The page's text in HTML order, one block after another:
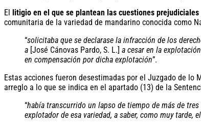
El litigio en el que se plantean las cuestiones prejudiciales
comunitaria de la variedad de mandarino conocida como
“solicitaba que se declarase la infracción de los
a [José Cánovas Pardo, S. L.] a cesar en la
en compensación por dicha explotación”.
Estas acciones fueron desestimadas por el Juzgado de
arreglo a lo que se indica en el apartado (13) de la
“había transcurrido un lapso de tiempo de más de
explotador de esa variedad, a saber, como muy tarde,